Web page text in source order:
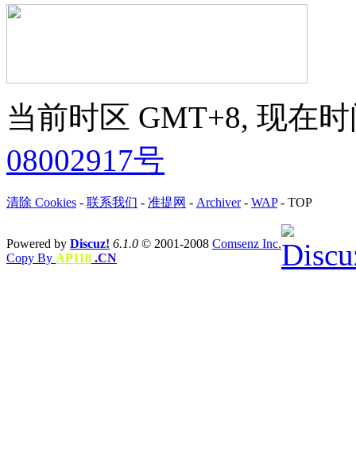
当前时区 GMT+8, 现在
08002917号
清除 Cookies - 联系我们 - 准提网 - Archiver- WAP- TOP
Powered by Discuz! 6.1.0 © 2001-2008 Comsenz Inc.
Copy By AP118 .CN